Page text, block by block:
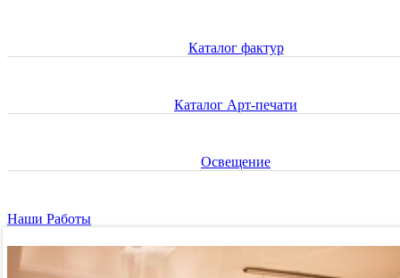
Каталог фактур
Каталог Арт-печати
Освещение
Наши Работы